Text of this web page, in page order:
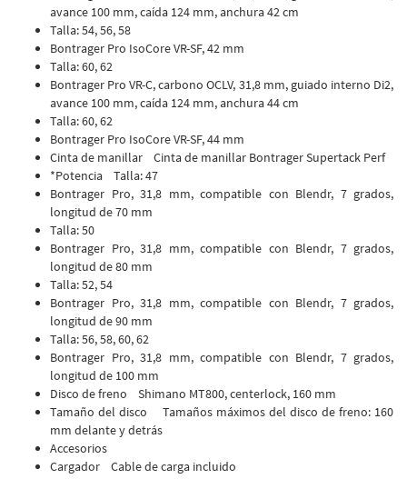
avance 100 mm, caída 124 mm, anchura 42 cm
Talla: 54, 56, 58
Bontrager Pro IsoCore VR-SF, 42 mm
Talla: 60, 62
Bontrager Pro VR-C, carbono OCLV, 31,8 mm, guiado interno Di2,
avance 100 mm, caída 124 mm, anchura 44 cm
Talla: 60, 62
Bontrager Pro IsoCore VR-SF, 44 mm
Cinta de manillar Cinta de manillar Bontrager Supertack Perf
*Potencia Talla: 47
Bontrager Pro, 31,8 mm, compatible con Blendr, 7 grados,
longitud de 70 mm
Talla: 50
Bontrager Pro, 31,8 mm, compatible con Blendr, 7 grados,
longitud de 80 mm
Talla: 52, 54
Bontrager Pro, 31,8 mm, compatible con Blendr, 7 grados,
longitud de 90 mm
Talla: 56, 58, 60, 62
Bontrager Pro, 31,8 mm, compatible con Blendr, 7 grados,
longitud de 100 mm
Disco de freno Shimano MT800, centerlock, 160 mm
Tamaño del disco Tamaños máximos del disco de freno: 160
mm delante y detrás
Accesorios
Cargador Cable de carga incluido